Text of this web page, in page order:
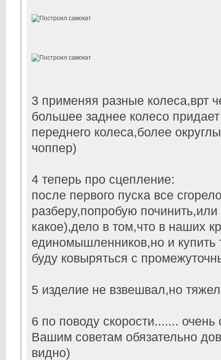
3 применяя разные колеса,врт
большее заднее колесо
переднего колеса,более
чоппер)
4 теперь про сцепление:
после первого пуска все
разберу,попробую
какое),дело в том,что в наших
единомышленников,но и купить
буду ковыряться с
5 изделие не взвешвал,но
6 по поводу скорости....... очень
Вашим советам обязательно
видно)